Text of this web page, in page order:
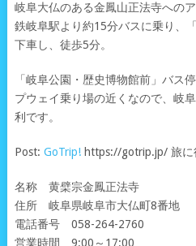
岐阜大仏のある金鳳山正法寺への
鉄岐阜駅より約15分バスに乗り、
下車し、徒歩5分。
「岐阜公園・歴史博物館前」バス
プウェイ乗り場の近くなので、岐
利です。
Post: GoTrip!https://gotrip.jp/ 旅に
名称 黄檗宗金鳳正法寺
住所 岐阜県岐阜市大仏町8番地
電話番号 058-264-2760
営業時間 9:00～17:00